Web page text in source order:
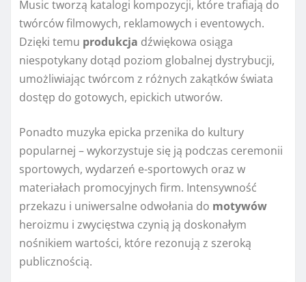
Music tworzą katalogi kompozycji, które trafiają do
twórców filmowych, reklamowych i eventowych.
Dzięki temu produkcja dźwiękowa osiąga
niespotykany dotąd poziom globalnej dystrybucji,
umożliwiając twórcom z różnych zakątków świata
dostęp do gotowych, epickich utworów.
Ponadto muzyka epicka przenika do kultury
popularnej – wykorzystuje się ją podczas ceremonii
sportowych, wydarzeń e-sportowych oraz w
materiałach promocyjnych firm. Intensywność
przekazu i uniwersalne odwołania do motywów
heroizmu i zwycięstwa czynią ją doskonałym
nośnikiem wartości, które rezonują z szeroką
publicznością.